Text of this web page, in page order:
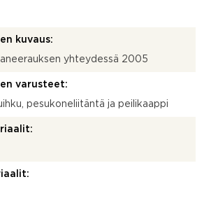
kuvaus:
yhteydessä 2005
varusteet:
pesukoneliitäntä ja peilikaappi